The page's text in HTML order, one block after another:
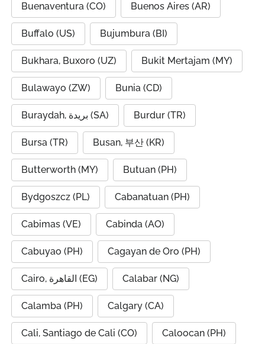
Buenaventura (CO) Buenos Aires (AR)
Buffalo (US) Bujumbura (BI)
Bukhara, Buxoro (UZ) Bukit Mertajam (MY)
Bulawayo (ZW) Bunia (CD)
Buraydah, بريدة (SA) Burdur (TR)
Bursa (TR) Busan, 부산 (KR)
Butterworth (MY) Butuan (PH)
Bydgoszcz (PL) Cabanatuan (PH)
Cabimas (VE) Cabinda (AO)
Cabuyao (PH) Cagayan de Oro (PH)
Cairo, القاهرة (EG) Calabar (NG)
Calamba (PH) Calgary (CA)
Cali, Santiago de Cali (CO) Caloocan (PH)